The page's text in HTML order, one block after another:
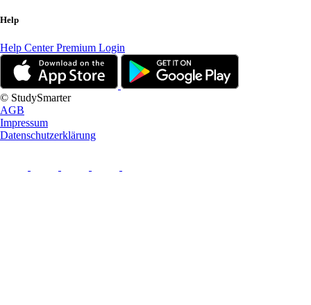
Help
Help CenterPremium Login
© StudySmarter
AGB
Impressum
Datenschutzerklärung